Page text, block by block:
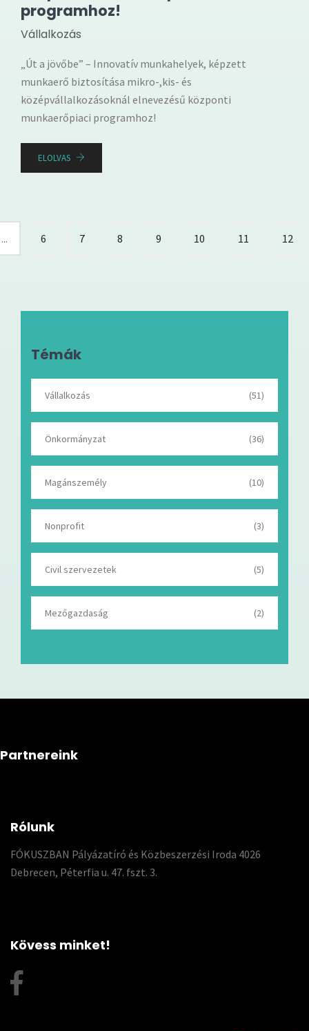
programhoz!
Vállalkozás
„Út a jövőbe” – Innovatív munkahelyek, képzett
munkaerő biztosítása mikro-,kis- és
középvállalkozásoknál elnevezésű központi
munkaerőpiaci programhoz!
ELOLVAS
... 6 7 8 9 10 11 12
Témák
Vállalkozás (51)
Önkormányzat (36)
Magánszemély (10)
Nonprofit (3)
Civil szervezetek (5)
Mezőgazdaság (2)
Partnereink
Rólunk
FÓKUSZBAN Pályázatíró és Közbeszerzési Iroda 4026
Debrecen, Péterfia u. 47. fszt. 3.
Kövess minket!